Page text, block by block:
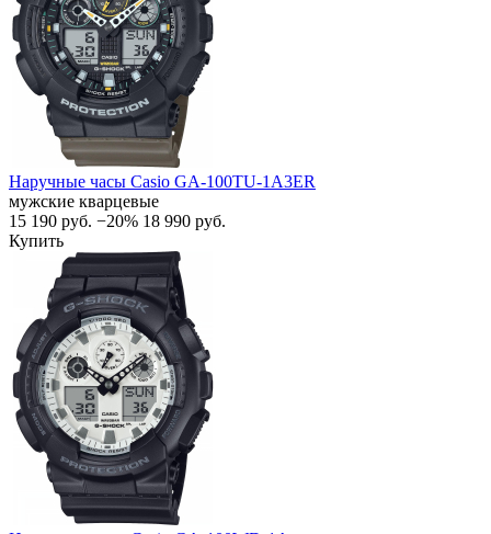
Наручные часы Casio GA-100TU-1A3ER
мужские кварцевые
15 190 руб. −20% 18 990 руб.
Купить